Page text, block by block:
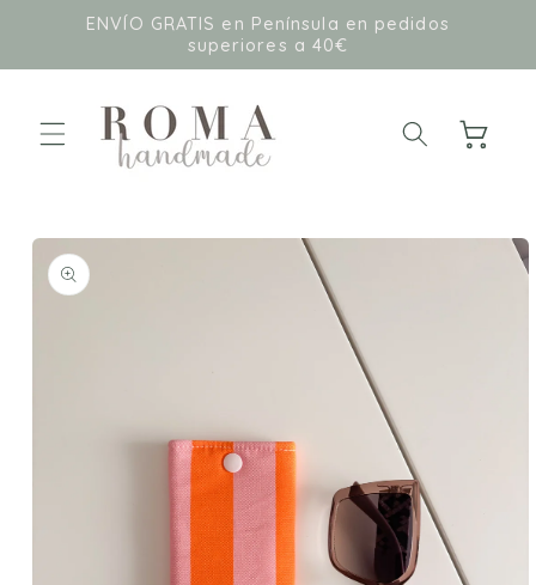
directamenteENVÍO GRATIS en Península en pedidos
superiores a 40€
Carrito
directamente
a la
información